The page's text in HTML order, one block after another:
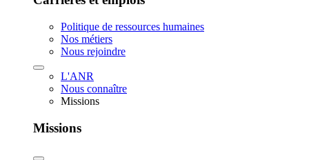
Politique de ressources humaines
Nos métiers
Nous rejoindre
L'ANR
Nous connaître
Missions
Missions